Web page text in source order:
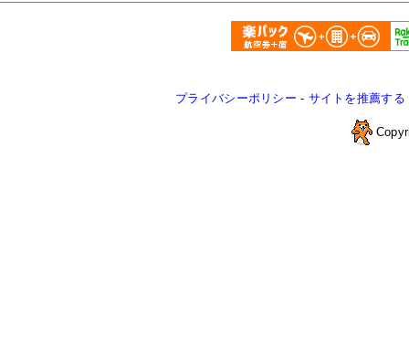
プライバシーポリシー - サイトを推薦する